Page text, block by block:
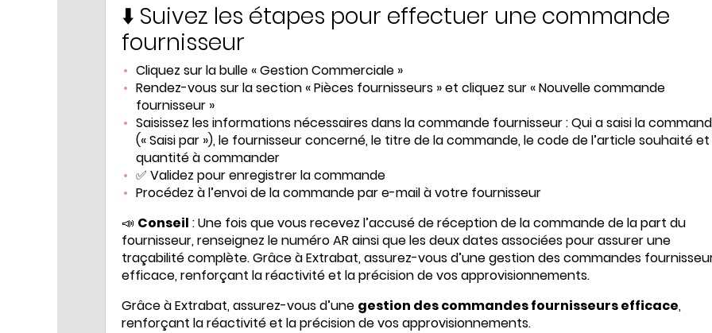
⬇️ Suivez les étapes pour effectuer une commande
fournisseur
Cliquez sur la bulle « Gestion Commerciale »
Rendez-vous sur la section « Pièces fournisseurs » et cliquez sur « Nouvelle commande
fournisseur »
Saisissez les informations nécessaires dans la commande fournisseur : Qui a saisi la
(« Saisi par »), le fournisseur concerné, le titre de la commande, le code de l’article souhaité
quantité à commander
✅ Validez pour enregistrer la commande
Procédez à l’envoi de la commande par e-mail à votre fournisseur
📣 Conseil : Une fois que vous recevez l’accusé de réception de la commande de la part du
fournisseur, renseignez le numéro AR ainsi que les deux dates associées pour assurer une
traçabilité complète. Grâce à Extrabat, assurez-vous d’une gestion des commandes
efficace, renforçant la réactivité et la précision de vos approvisionnements.
Grâce à Extrabat, assurez-vous d’une gestion des commandes fournisseurs efficace,
renforçant la réactivité et la précision de vos approvisionnements.